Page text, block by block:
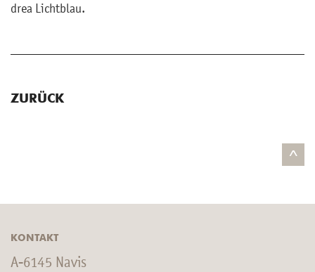
drea Licht­blau.
ZURÜCK
^
KONTAKT
A-6145 Navis